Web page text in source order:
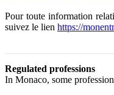
Pour toute information
suivez le lien https://
Regulated professions
In Monaco, some